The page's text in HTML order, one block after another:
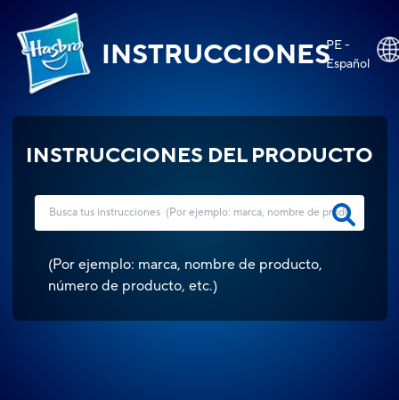
INSTRUCCIONESPE -
Español
INSTRUCCIONES DEL PRODUCTO
(Por ejemplo: marca, nombre de producto,
número de producto, etc.)